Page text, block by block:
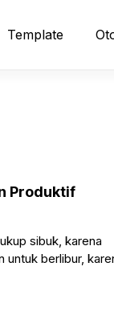
Template
Produktif
sibuk, karena
untuk berlibur,